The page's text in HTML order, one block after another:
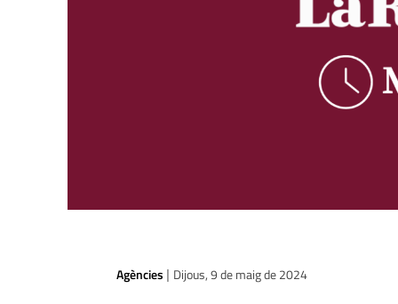
Agències | Dijous, 9 de maig de 2024